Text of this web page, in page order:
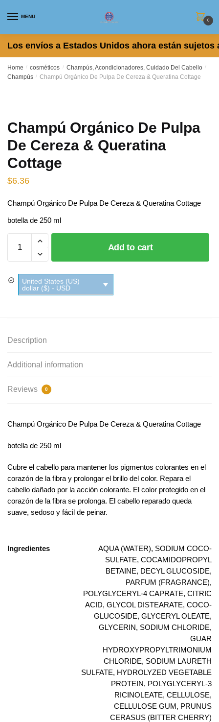
MENU
0
Los envíos a Estados Unidos ahora están
Home / cosméticos / Champús, Acondicionadores, Cuidado Del Cabello /
Champús / Champú Orgánico De Pulpa De Cereza & Queratina Cottage
Champú Orgánico De Pulpa
De Cereza & Queratina
Cottage
$6.36
Champú Orgánico De Pulpa De Cereza & Queratina Cottage
botella de 250 ml
Orgánico
De
Pulpa
De
Cereza
quantity
Add to cart
United States (US)
dollar ($) - USD
Description
Additional information
Reviews 0
Champú Orgánico De Pulpa De Cereza & Queratina Cottage
botella de 250 ml
Cubre el cabello para mantener los pigmentos colorantes en el
corazón de la fibra y prolongar el brillo del color. Repara el
cabello dañado por la acción colorante. El color protegido en el
corazón de la fibra se prolonga. El cabello reparado queda
suave, sedoso y fácil de peinar.
Ingredientes
AQUA (WATER), SODIUM COCO-
SULFATE, COCAMIDOPROPYL
BETAINE, DECYL GLUCOSIDE,
PARFUM (FRAGRANCE),
POLYGLYCERYL-4 CAPRATE, CITRIC
ACID, GLYCOL DISTEARATE, COCO-
GLUCOSIDE, GLYCERYL OLEATE,
GLYCERIN, SODIUM CHLORIDE,
GUAR
HYDROXYPROPYLTRIMONIUM
CHLORIDE, SODIUM LAURETH
SULFATE, HYDROLYZED VEGETABLE
PROTEIN, POLYGLYCERYL-3
RICINOLEATE, CELLULOSE,
CELLULOSE GUM, PRUNUS
CERASUS (BITTER CHERRY)